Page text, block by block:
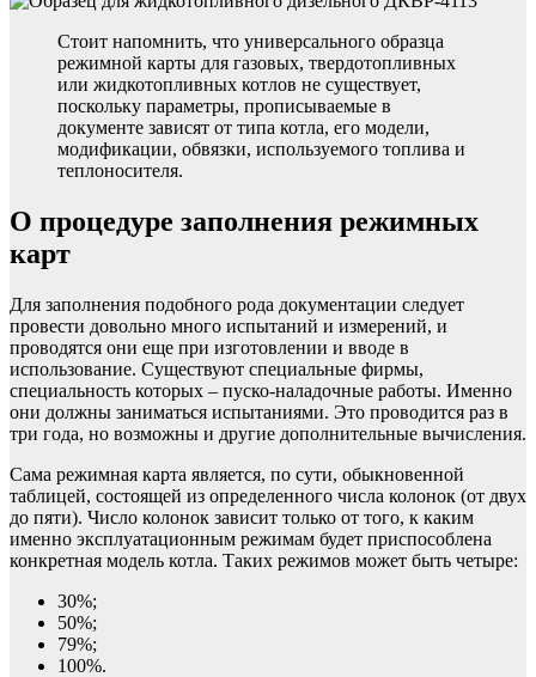
Стоит напомнить, что универсального образца
режимной карты для газовых, твердотопливных
или жидкотопливных котлов не существует,
поскольку параметры, прописываемые в
документе зависят от типа котла, его модели,
модификации, обвязки, используемого топлива и
теплоносителя.
О процедуре заполнения режимных
карт
Для заполнения подобного рода документации следует
провести довольно много испытаний и измерений, и
проводятся они еще при изготовлении и вводе в
использование. Существуют специальные фирмы,
специальность которых – пуско-наладочные работы. Именно
они должны заниматься испытаниями. Это проводится раз в
три года, но возможны и другие дополнительные вычисления.
Сама режимная карта является, по сути, обыкновенной
таблицей, состоящей из определенного числа колонок (от двух
до пяти). Число колонок зависит только от того, к каким
именно эксплуатационным режимам будет приспособлена
конкретная модель котла. Таких режимов может быть четыре:
30%;
50%;
79%;
100%.